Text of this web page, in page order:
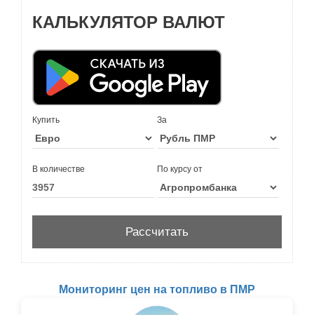
КАЛЬКУЛЯТОР ВАЛЮТ
Купить За
В количестве По курсу от
Мониторинг цен на топливо в ПМР